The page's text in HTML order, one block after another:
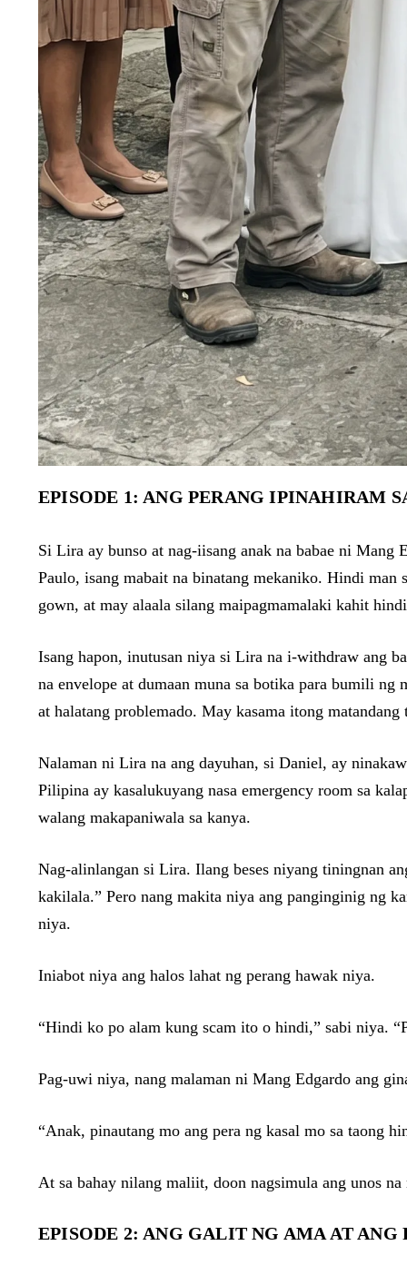
EPISODE 1: ANG PERANG IPINAHIRAM
Si Lira ay bunso at nag-iisang anak na babae ni
Paulo, isang mabait na binatang mekaniko. Hindi
gown, at may alaala silang maipagmamalaki kahit
Isang hapon, inutusan niya si Lira na i-withdraw ang
na envelope at dumaan muna sa botika para bumili
at halatang problemado. May kasama itong
Nalaman ni Lira na ang dayuhan, si Daniel, ay
Pilipina ay kasalukuyang nasa emergency room sa
walang makapaniwala sa kanya.
Nag-alinlangan si Lira. Ilang beses niyang tiningnan
kakilala.” Pero nang makita niya ang panginginig ng
niya.
Iniabot niya ang halos lahat ng perang hawak niya.
“Hindi ko po alam kung scam ito o hindi,” sabi niya.
Pag-uwi niya, nang malaman ni Mang Edgardo ang
“Anak, pinautang mo ang pera ng kasal mo sa taong
At sa bahay nilang maliit, doon nagsimula ang unos na
EPISODE 2: ANG GALIT NG AMA AT